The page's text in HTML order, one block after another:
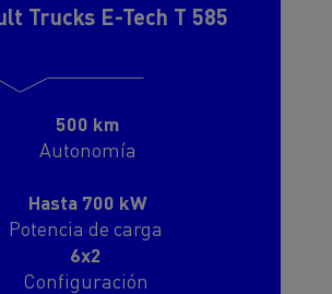
Trucks E-Tech T 585
500 km
Autonomía
Hasta 700 kW
Potencia de carga
6x2
Configuración